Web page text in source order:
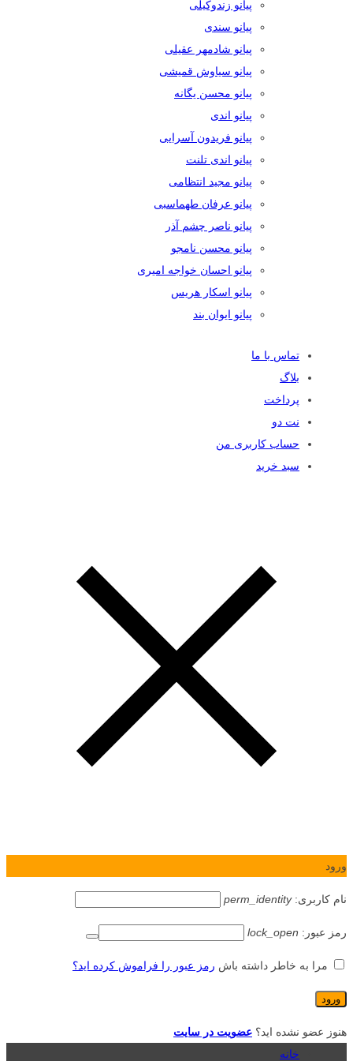
پیانو زندوکیلی
پیانو سندی
پیانو شادمهر عقیلی
پیانو سیاوش قمیشی
پیانو محسن یگانه
پیانو اندی
پیانو فریدون آسرایی
پیانو اندی تلنت
پیانو مجید انتظامی
پیانو عرفان طهماسبی
پیانو ناصر چشم آذر
پیانو محسن نامجو
پیانو احسان خواجه امیری
پیانو اسکار هریس
پیانو ایوان بند
تماس با ما
بلاگ
پرداخت
نت دو
حساب کاربری من
سبد خرید
ورود
نام کاربری:perm_identity
رمز عبور: lock_open
مرا به خاطر داشته باش رمز عبور را فراموش کرده اید؟
هنوز عضو نشده اید؟ عضویت در سایت
خانه